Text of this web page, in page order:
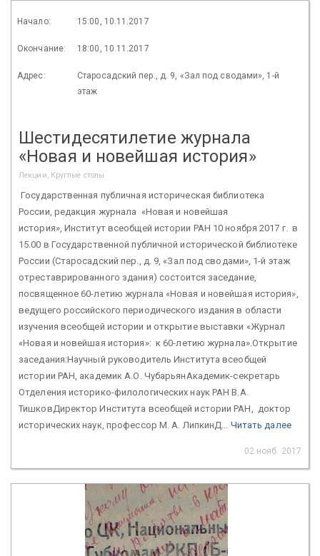
Начало: 15:00, 10.11.2017
Окончание: 18:00, 10.11.2017
Адрес:
Старосадский пер., д. 9, «Зал под сводами», 1-й
этаж
Шестидесятилетие журнала
«Новая и новейшая история»
Лекции, Круглые столы
Государственная публичная историческая библиотека
России, редакция журнала «Новая и новейшая
история», Институт всеобщей истории РАН 10 ноября 2017 г. в
15.00 в Государственной публичной исторической библиотеке
России (Старосадский пер., д. 9, «Зал под сводами», 1-й этаж
отреставрированного здания) состоится заседание,
посвященное 60-летию журнала «Новая и новейшая история»,
ведущего российского периодического издания в области
изучения всеобщей истории и открытие выставки «Журнал
«Новая и новейшая история»: к 60-летию журнала».Открытие
заседания:Научный руководитель Института всеобщей
истории РАН, академик А.О. ЧубарьянАкадемик-секретарь
Отделения историко-филологических наук РАН В.А.
ТишковДиректор Института всеобщей истории РАН, доктор
исторических наук, профессор М. А. ЛипкинД... Читать далее
02 нояб. 2017